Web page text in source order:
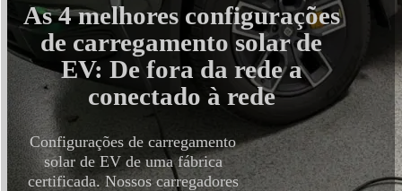
As 4 melhores configurações
de carregamento solar de
EV: De fora da rede a
conectado à rede
Configurações de carregamento
solar de EV de uma fábrica
certificada. Nossos carregadores